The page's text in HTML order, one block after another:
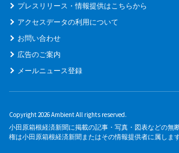
プレスリリース・情報提供はこちらから
アクセスデータの利用について
お問い合わせ
広告のご案内
メールニュース登録
Copyright 2026 Ambient All rights reserved.
小田原箱根経済新聞に掲載の記事・写真・図表などの無
権は小田原箱根経済新聞またはその情報提供者に属します